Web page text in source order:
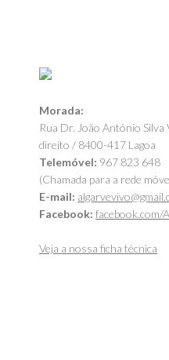
Morada:
Rua Dr. João António Silva
direito / 8400-417 Lagoa
Telemóvel: 967 823 648
(Chamada para a rede
E-mail:
Facebook: facebook.com/
Veja a nossa ficha técnica